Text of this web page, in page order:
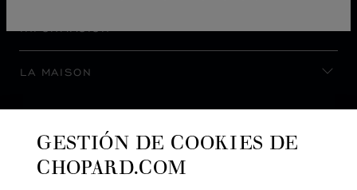
INFORMACIÓN
LA MAISON
GESTIÓN DE COOKIES DE
CHOPARD.COM